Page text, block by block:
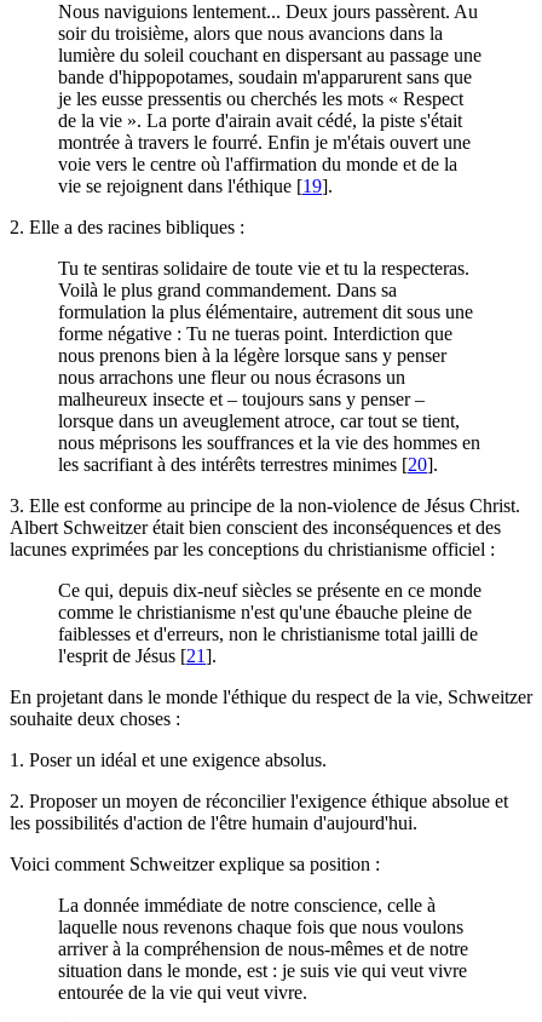
Nous naviguions lentement... Deux jours passèrent. Au
soir du troisième, alors que nous avancions dans la
lumière du soleil couchant en dispersant au passage une
bande d'hippopotames, soudain m'apparurent sans que
je les eusse pressentis ou cherchés les mots « Respect
de la vie ». La porte d'airain avait cédé, la piste s'était
montrée à travers le fourré. Enfin je m'étais ouvert une
voie vers le centre où l'affirmation du monde et de la
vie se rejoignent dans l'éthique [19].
2. Elle a des racines bibliques :
Tu te sentiras solidaire de toute vie et tu la respecteras.
Voilà le plus grand commandement. Dans sa
formulation la plus élémentaire, autrement dit sous une
forme négative : Tu ne tueras point. Interdiction que
nous prenons bien à la légère lorsque sans y penser
nous arrachons une fleur ou nous écrasons un
malheureux insecte et – toujours sans y penser –
lorsque dans un aveuglement atroce, car tout se tient,
nous méprisons les souffrances et la vie des hommes en
les sacrifiant à des intérêts terrestres minimes [20].
3. Elle est conforme au principe de la non-violence de Jésus Christ.
Albert Schweitzer était bien conscient des inconséquences et des
lacunes exprimées par les conceptions du christianisme officiel :
Ce qui, depuis dix-neuf siècles se présente en ce monde
comme le christianisme n'est qu'une ébauche pleine de
faiblesses et d'erreurs, non le christianisme total jailli de
l'esprit de Jésus [21].
En projetant dans le monde l'éthique du respect de la vie, Schweitzer
souhaite deux choses :
1. Poser un idéal et une exigence absolus.
2. Proposer un moyen de réconcilier l'exigence éthique absolue et
les possibilités d'action de l'être humain d'aujourd'hui.
Voici comment Schweitzer explique sa position :
La donnée immédiate de notre conscience, celle à
laquelle nous revenons chaque fois que nous voulons
arriver à la compréhension de nous-mêmes et de notre
situation dans le monde, est : je suis vie qui veut vivre
entourée de la vie qui veut vivre.